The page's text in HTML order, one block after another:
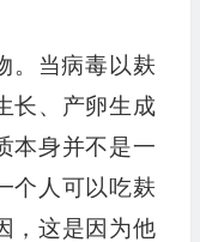
。当病毒以麸
长、产卵生成
本身并不是一
个人可以吃麸
，这是因为他